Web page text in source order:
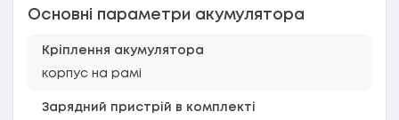
Основні параметри акумулятора
Кріплення акумулятора
корпус на рамі
Зарядний пристрій в комплекті